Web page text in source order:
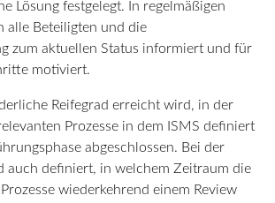
Lösung festgelegt. In regelmäßigen
alle Beteiligten und die
zum aktuellen Status informiert und für
motiviert.
Reifegrad erreicht wird, in der
Prozesse in dem ISMS definiert
abgeschlossen. Bei der
auch definiert, in welchem Zeitraum die
wiederkehrend einem Review